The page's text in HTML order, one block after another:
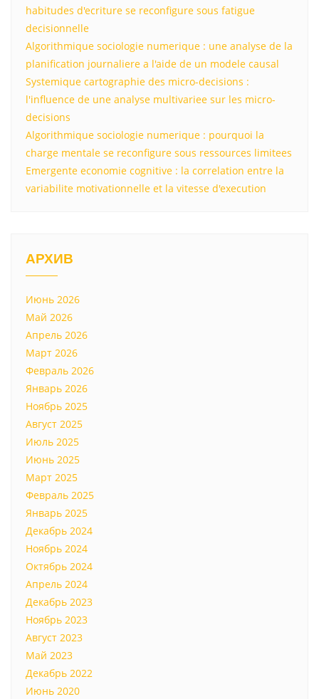
habitudes d'ecriture se reconfigure sous fatigue
decisionnelle
Algorithmique sociologie numerique : une analyse de la
planification journaliere a l'aide de un modele causal
Systemique cartographie des micro-decisions :
l'influence de une analyse multivariee sur les micro-
decisions
Algorithmique sociologie numerique : pourquoi la
charge mentale se reconfigure sous ressources limitees
Emergente economie cognitive : la correlation entre la
variabilite motivationnelle et la vitesse d'execution
АРХИВ
Июнь 2026
Май 2026
Апрель 2026
Март 2026
Февраль 2026
Январь 2026
Ноябрь 2025
Август 2025
Июль 2025
Июнь 2025
Март 2025
Февраль 2025
Январь 2025
Декабрь 2024
Ноябрь 2024
Октябрь 2024
Апрель 2024
Декабрь 2023
Ноябрь 2023
Август 2023
Май 2023
Декабрь 2022
Июнь 2020